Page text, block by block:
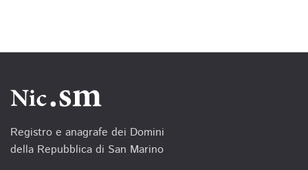
Registro e anagrafe dei Domini
della Repubblica di San Marino